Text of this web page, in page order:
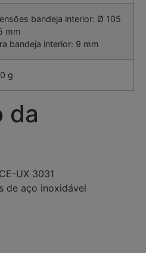
bandeja interior: Ø 105
mm
bandeja interior: 9 mm
g
da
UX 3031
de aço inoxidável